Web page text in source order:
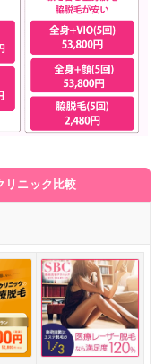
リニック比較